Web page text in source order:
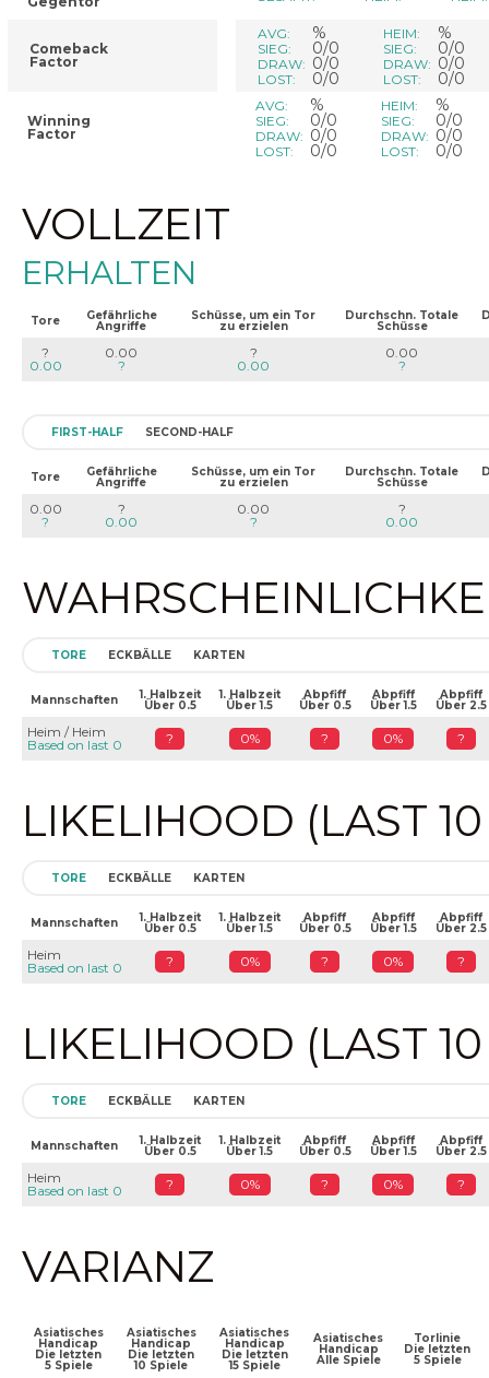
Comeback
Factor
Winning
Factor
AVG: %
SIEG: 0/0
DRAW: 0/0
LOST: 0/0
HEIM: %
SIEG: 0/0
DRAW: 0/0
LOST: 0/0
AVG: %
SIEG: 0/0
DRAW: 0/0
LOST: 0/0
HEIM: %
SIEG: 0/0
DRAW: 0/0
LOST: 0/0
VOLLZEIT
ERHALTEN
Tore Gefährliche
Angriffe
Schüsse, um ein Tor
zu erzielen
Durchschn. Totale
Schüsse
?
0.00
0.00
?
?
0.00
0.00
?
FIRST-HALF SECOND-HALF
Tore Gefährliche
Angriffe
Schüsse, um ein Tor
zu erzielen
Durchschn. Totale
Schüsse
0.00
?
?
0.00
0.00
?
?
0.00
TORE ECKBÄLLE KARTEN
Mannschaften 1. Halbzeit
Über 0.5
1. Halbzeit
Über 1.5
Abpfiff
Über 0.5
Abpfiff
Über 1.5
Abpfiff
Über 2.5
Heim / Heim
Based on last 0
? 0% ? 0% ?
LIKELIHOOD (LAST
TORE ECKBÄLLE KARTEN
Mannschaften 1. Halbzeit
Über 0.5
1. Halbzeit
Über 1.5
Abpfiff
Über 0.5
Abpfiff
Über 1.5
Abpfiff
Über 2.5
Heim
Based on last 0
? 0% ? 0% ?
LIKELIHOOD (LAST
TORE ECKBÄLLE KARTEN
Mannschaften 1. Halbzeit
Über 0.5
1. Halbzeit
Über 1.5
Abpfiff
Über 0.5
Abpfiff
Über 1.5
Abpfiff
Über 2.5
Heim
Based on last 0
? 0% ? 0% ?
VARIANZ
Asiatisches
Handicap
Die letzten
5 Spiele
Asiatisches
Handicap
Die letzten
10 Spiele
Asiatisches
Handicap
Die letzten
15 Spiele
Asiatisches
Handicap
Alle Spiele
Torlinie
Die letzten
5 Spiele